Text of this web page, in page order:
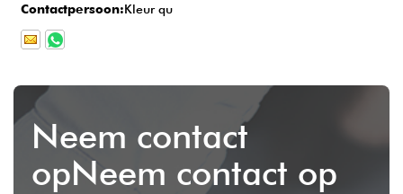
Contactpersoon:Kleur qu
Neem contact
opNeem contact op